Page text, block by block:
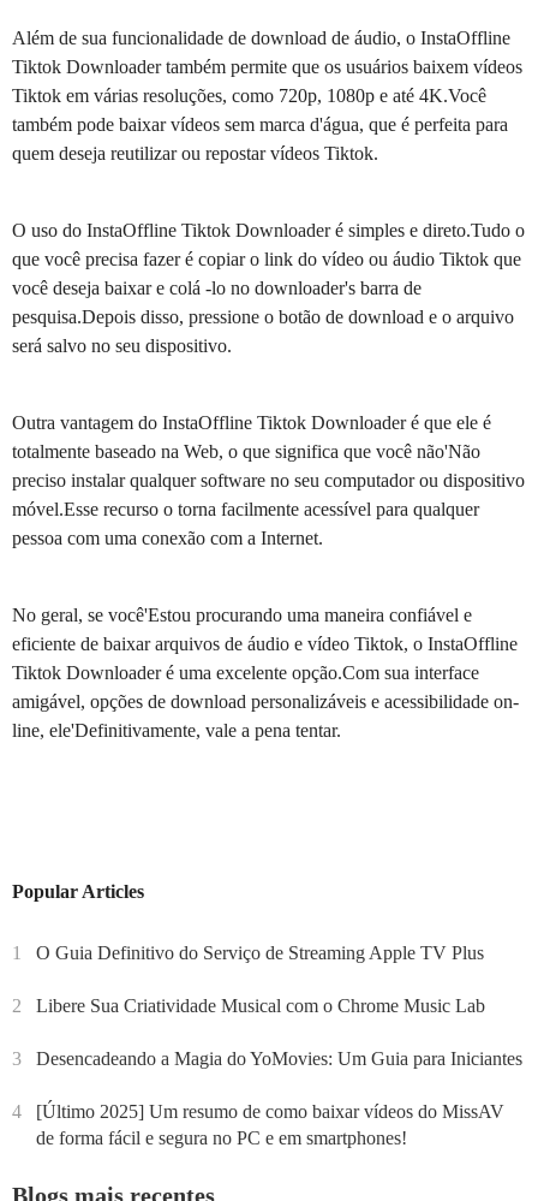
Além de sua funcionalidade de download de áudio, o InstaOffline
Tiktok Downloader também permite que os usuários baixem vídeos
Tiktok em várias resoluções, como 720p, 1080p e até 4K.Você
também pode baixar vídeos sem marca d'água, que é perfeita para
quem deseja reutilizar ou repostar vídeos Tiktok.
O uso do InstaOffline Tiktok Downloader é simples e direto.Tudo o
que você precisa fazer é copiar o link do vídeo ou áudio Tiktok que
você deseja baixar e colá -lo no downloader's barra de
pesquisa.Depois disso, pressione o botão de download e o arquivo
será salvo no seu dispositivo.
Outra vantagem do InstaOffline Tiktok Downloader é que ele é
totalmente baseado na Web, o que significa que você não'Não
preciso instalar qualquer software no seu computador ou dispositivo
móvel.Esse recurso o torna facilmente acessível para qualquer
pessoa com uma conexão com a Internet.
No geral, se você'Estou procurando uma maneira confiável e
eficiente de baixar arquivos de áudio e vídeo Tiktok, o InstaOffline
Tiktok Downloader é uma excelente opção.Com sua interface
amigável, opções de download personalizáveis e acessibilidade on-
line, ele'Definitivamente, vale a pena tentar.
Popular Articles
1 O Guia Definitivo do Serviço de Streaming Apple TV Plus
2 Libere Sua Criatividade Musical com o Chrome Music Lab
3 Desencadeando a Magia do YoMovies: Um Guia para Iniciantes
4
[Último 2025] Um resumo de como baixar vídeos do MissAV
de forma fácil e segura no PC e em smartphones!
Blogs mais recentes